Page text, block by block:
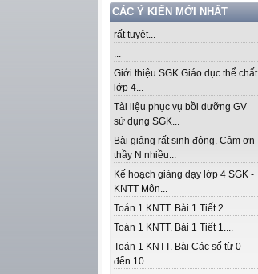
CÁC Ý KIẾN MỚI NHẤT
rất tuyệt...
...
Giới thiệu SGK Giáo dục thể chất
lớp 4...
Tài liệu phục vụ bồi dưỡng GV
sử dụng SGK...
Bài giảng rất sinh động. Cảm ơn
thầy N nhiều...
Kế hoạch giảng dạy lớp 4 SGK -
KNTT Môn...
Toán 1 KNTT. Bài 1 Tiết 2....
Toán 1 KNTT. Bài 1 Tiết 1....
Toán 1 KNTT. Bài Các số từ 0
đến 10...